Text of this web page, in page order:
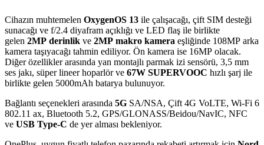
Cihazın muhtemelen OxygenOS 13 ile çalışacağı, çift SIM desteği
sunacağı ve f/2.4 diyafram açıklığı ve LED flaş ile birlikte
gelen 2MP derinlik ve 2MP makro kamera eşliğinde 108MP arka
kamera taşıyacağı tahmin ediliyor. Ön kamera ise 16MP olacak.
Diğer özellikler arasında yan montajlı parmak izi sensörü, 3,5 mm
ses jakı, süper lineer hoparlör ve 67W SUPERVOOC hızlı şarj ile
birlikte gelen 5000mAh batarya bulunuyor.
Bağlantı seçenekleri arasında 5G SA/NSA, Çift 4G VoLTE, Wi-Fi 6
802.11 ax, Bluetooth 5.2, GPS/GLONASS/Beidou/NavIC, NFC
ve USB Type-C de yer alması bekleniyor.